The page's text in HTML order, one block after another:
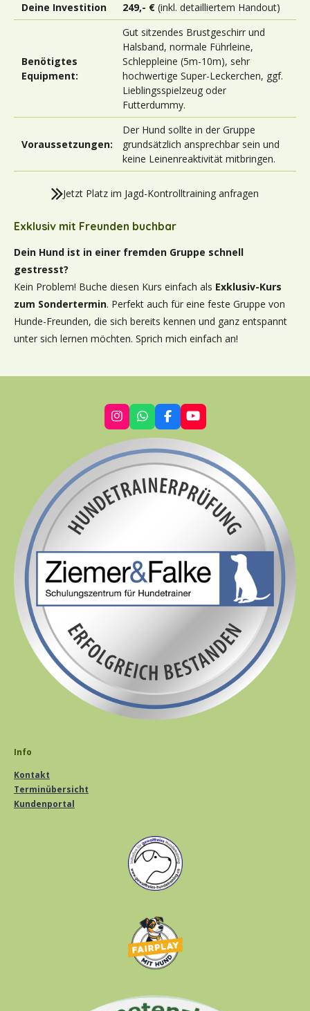
Deine Investition
249,- € (inkl. detailliertem Handout)
Benötigtes
Equipment:
Gut sitzendes Brustgeschirr und
Halsband, normale Führleine,
Schleppleine (5m-10m), sehr
hochwertige Super-Leckerchen, ggf.
Lieblingsspielzeug oder
Futterdummy.
Voraussetzungen:
Der Hund sollte in der Gruppe
grundsätzlich ansprechbar sein und
keine Leinenreaktivität mitbringen.
Jetzt Platz im Jagd-Kontrolltraining anfragen
Exklusiv mit Freunden buchbar
Dein Hund ist in einer fremden Gruppe schnell
gestresst?
Kein Problem! Buche diesen Kurs einfach als Exklusiv-Kurs
zum Sondertermin. Perfekt auch für eine feste Gruppe von
Hunde-Freunden, die sich bereits kennen und ganz entspannt
unter sich lernen möchten. Sprich mich einfach an!
I
n
s
t
a
g
r
a
W
h
a
t
s
A
p
p
F
a
c
e
b
o
o
k
Y
o
u
T
b
e
Info
Kontakt
Terminübersicht
Kundenportal